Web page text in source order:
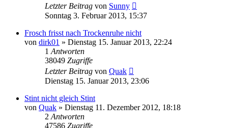
Letzter Beitrag von Sunny
Sonntag 3. Februar 2013, 15:37
Frosch frisst nach Trockenruhe nicht
von dirk01 » Dienstag 15. Januar 2013, 22:24
1 Antworten
38049 Zugriffe
Letzter Beitrag von Quak
Dienstag 15. Januar 2013, 23:06
Stint nicht gleich Stint
von Quak » Dienstag 11. Dezember 2012, 18:18
2 Antworten
47586 Zugriffe